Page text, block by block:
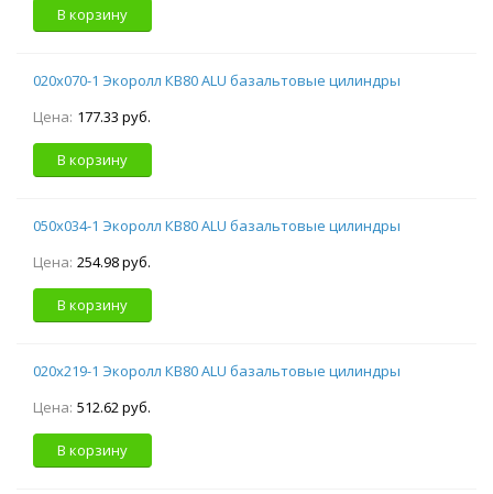
В корзину
020х070-1 Экоролл КВ80 ALU базальтовые цилиндры
Цена: 177.33 руб.
В корзину
050х034-1 Экоролл КВ80 ALU базальтовые цилиндры
Цена: 254.98 руб.
В корзину
020х219-1 Экоролл КВ80 ALU базальтовые цилиндры
Цена: 512.62 руб.
В корзину